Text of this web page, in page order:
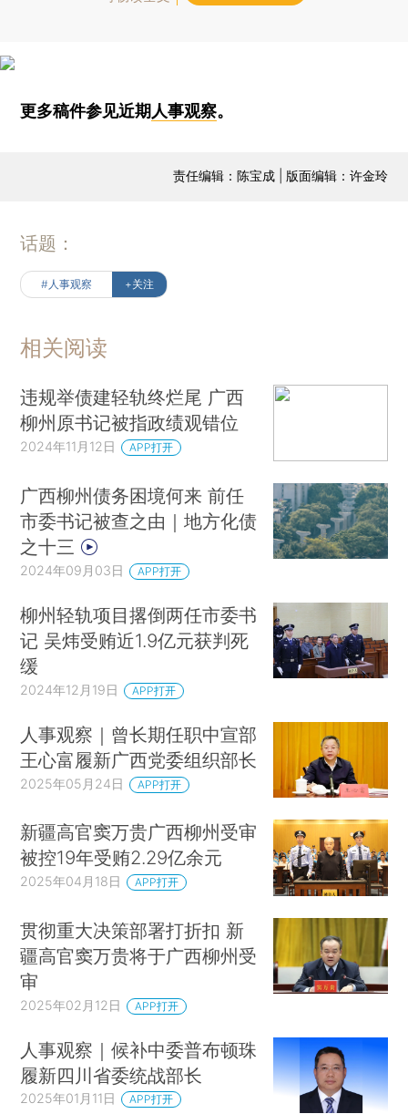
更多稿件参见近期人事观察。
责任编辑：陈宝成 | 版面编辑：许金玲
话题：
#人事观察 +关注
相关阅读
违规举债建轻轨终烂尾 广西
柳州原书记被指政绩观错位
2024年11月12日 APP打开
广西柳州债务困境何来 前任
市委书记被查之由｜地方化债
之十三
2024年09月03日 APP打开
柳州轻轨项目撂倒两任市委书
记 吴炜受贿近1.9亿元获判死
缓
2024年12月19日 APP打开
人事观察｜曾长期任职中宣部
王心富履新广西党委组织部长
2025年05月24日 APP打开
新疆高官窦万贵广西柳州受审
被控19年受贿2.29亿余元
2025年04月18日 APP打开
贯彻重大决策部署打折扣 新
疆高官窦万贵将于广西柳州受
审
2025年02月12日 APP打开
人事观察｜候补中委普布顿珠
履新四川省委统战部长
2025年01月11日 APP打开